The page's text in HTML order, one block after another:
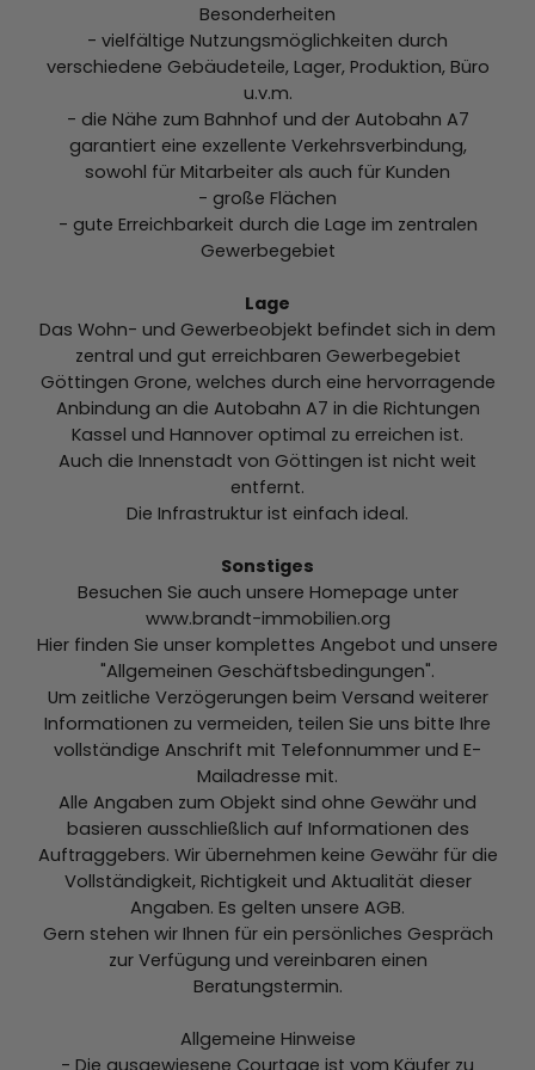
Besonderheiten
- vielfältige Nutzungsmöglichkeiten durch
verschiedene Gebäudeteile, Lager, Produktion, Büro
u.v.m.
- die Nähe zum Bahnhof und der Autobahn A7
garantiert eine exzellente Verkehrsverbindung,
sowohl für Mitarbeiter als auch für Kunden
- große Flächen
- gute Erreichbarkeit durch die Lage im zentralen
Gewerbegebiet
Lage
Das Wohn- und Gewerbeobjekt befindet sich in dem
zentral und gut erreichbaren Gewerbegebiet
Göttingen Grone, welches durch eine hervorragende
Anbindung an die Autobahn A7 in die Richtungen
Kassel und Hannover optimal zu erreichen ist.
Auch die Innenstadt von Göttingen ist nicht weit
entfernt.
Die Infrastruktur ist einfach ideal.
Sonstiges
Besuchen Sie auch unsere Homepage unter
www.brandt-immobilien.org
Hier finden Sie unser komplettes Angebot und unsere
"Allgemeinen Geschäftsbedingungen".
Um zeitliche Verzögerungen beim Versand weiterer
Informationen zu vermeiden, teilen Sie uns bitte Ihre
vollständige Anschrift mit Telefonnummer und E-
Mailadresse mit.
Alle Angaben zum Objekt sind ohne Gewähr und
basieren ausschließlich auf Informationen des
Auftraggebers. Wir übernehmen keine Gewähr für die
Vollständigkeit, Richtigkeit und Aktualität dieser
Angaben. Es gelten unsere AGB.
Gern stehen wir Ihnen für ein persönliches Gespräch
zur Verfügung und vereinbaren einen
Beratungstermin.
Allgemeine Hinweise
- Die ausgewiesene Courtage ist vom Käufer zu